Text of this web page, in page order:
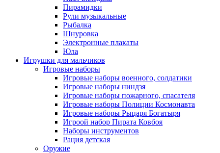
Пирамидки
Рули музыкальные
Рыбалка
Шнуровка
Электронные плакаты
Юла
Игрушки для мальчиков
Игровые наборы
Игровые наборы военного, солдатики
Игровые наборы ниндзя
Игровые наборы пожарного, спасателя
Игровые наборы Полиции Космонавта
Игровые наборы Рыцаря Богатыря
Игроой набор Пирата Ковбоя
Наборы инструментов
Рация детская
Оружие